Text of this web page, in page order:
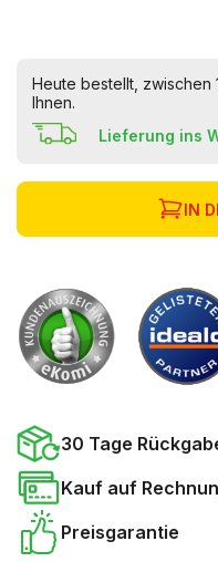
Heute bestellt, zwischen
Ihnen.
Lieferung ins
IN
30 Tage
Kauf auf
Preisgarantie